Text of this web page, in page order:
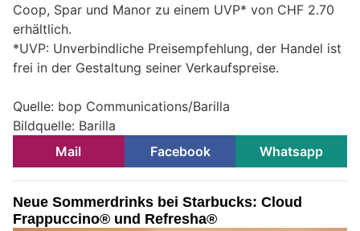
Coop, Spar und Manor zu einem UVP* von CHF 2.70
erhältlich.
*UVP: Unverbindliche Preisempfehlung, der Handel ist
frei in der Gestaltung seiner Verkaufspreise.
Quelle: bop Communications/Barilla
Bildquelle: Barilla
Mail
Facebook Whatsapp
Neue Sommerdrinks bei Starbucks: Cloud
Frappuccino® und Refresha®